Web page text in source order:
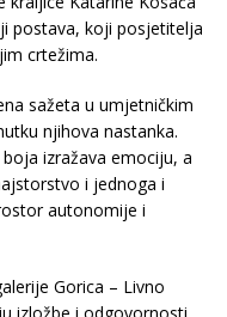
postava, koji posjetitelja
crtežima.
sažeta u umjetničkim
njihova nastanka.
izražava emociju, a
i jednoga i
autonomije i
Gorica – Livno